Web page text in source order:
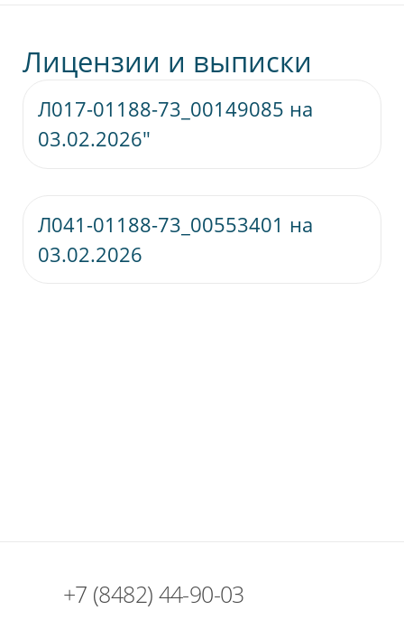
Лицензии и выписки
Л017-01188-73_00149085 на
03.02.2026"
Л041-01188-73_00553401 на
03.02.2026
+7 (8482) 44-90-03